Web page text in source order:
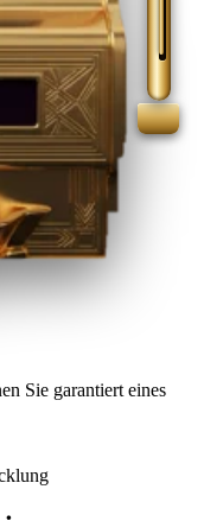
Sie garantiert eines